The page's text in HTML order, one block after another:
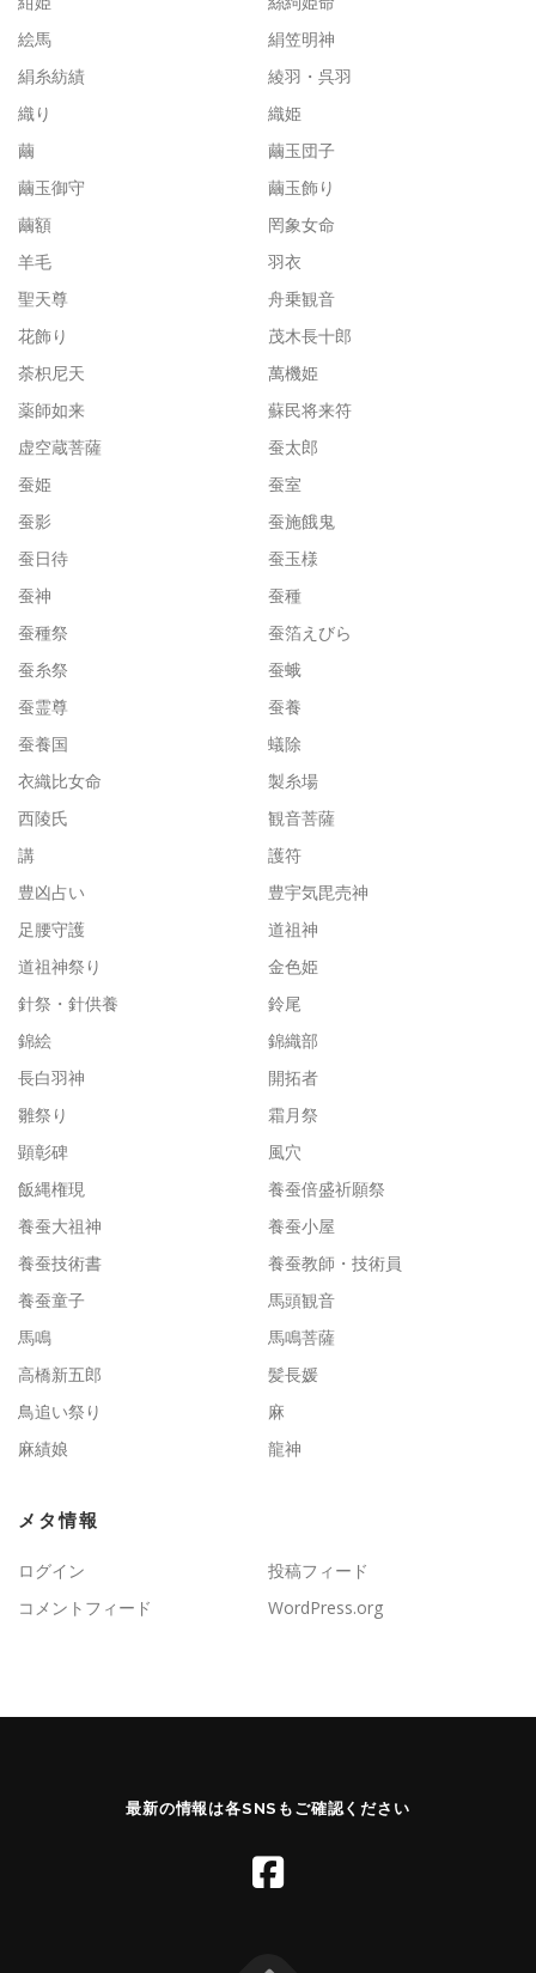
絵馬
絹笠明神
絹糸紡績
綾羽・呉羽
織り
織姫
繭
繭玉団子
繭玉御守
繭玉飾り
繭額
罔象女命
羊毛
羽衣
聖天尊
舟乗観音
花飾り
茂木長十郎
荼枳尼天
萬機姫
薬師如来
蘇民将来符
虚空蔵菩薩
蚕太郎
蚕姫
蚕室
蚕影
蚕施餓鬼
蚕日待
蚕玉様
蚕神
蚕種
蚕種祭
蚕箔えびら
蚕糸祭
蚕蛾
蚕霊尊
蚕養
蚕養国
蟻除
衣織比女命
製糸場
西陵氏
観音菩薩
講
護符
豊凶占い
豊宇気毘売神
足腰守護
道祖神
道祖神祭り
金色姫
針祭・針供養
鈴尾
錦絵
錦織部
長白羽神
開拓者
雛祭り
霜月祭
顕彰碑
風穴
飯縄権現
養蚕倍盛祈願祭
養蚕大祖神
養蚕小屋
養蚕技術書
養蚕教師・技術員
養蚕童子
馬頭観音
馬鳴
馬鳴菩薩
高橋新五郎
髪長媛
鳥追い祭り
麻
麻績娘
龍神
メタ情報
ログイン
投稿フィード
コメントフィード
WordPress.org
最新の情報は各SNSもご確認ください